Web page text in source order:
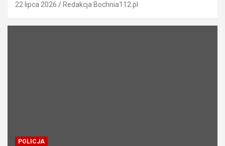
22 lipca 2026 Redakcja Bochnia112.pl
POLICJA